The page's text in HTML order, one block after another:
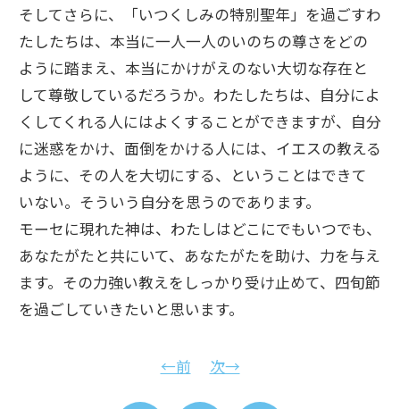
そしてさらに、「いつくしみの特別聖年」を過ごすわ
たしたちは、本当に一人一人のいのちの尊さをどの
ように踏まえ、本当にかけがえのない大切な存在と
して尊敬しているだろうか。わたしたちは、自分によ
くしてくれる人にはよくすることができますが、自分
に迷惑をかけ、面倒をかける人には、イエスの教える
ように、その人を大切にする、ということはできて
いない。そういう自分を思うのであります。
モーセに現れた神は、わたしはどこにでもいつでも、
あなたがたと共にいて、あなたがたを助け、力を与え
ます。その力強い教えをしっかり受け止めて、四旬節
を過ごしていきたいと思います。
←前 次→